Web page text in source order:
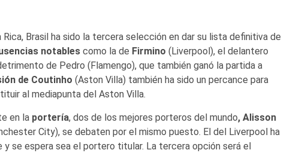
Brasil ha sido la tercera selección en dar su lista definitiva de
notablescomo la de Firmino (Liverpool), el delantero
de Pedro (Flamengo), que también ganó la partida a
de Coutinho (Aston Villa) también ha sido un percance para
al mediapunta del Aston Villa.
en la portería, dos de los mejores porteros del mundo, Alisson
City), se debaten por el mismo puesto. El del Liverpool ha
y se espera sea el portero titular. La tercera opción será el